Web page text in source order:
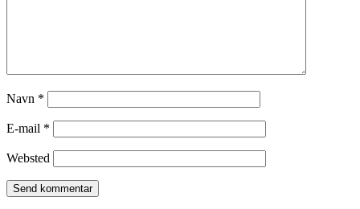
Navn *
E-mail *
Websted